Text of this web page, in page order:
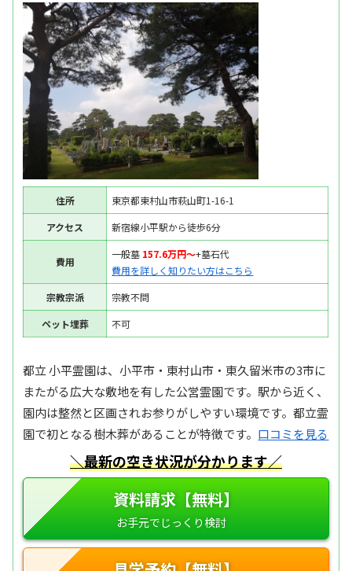
住所
東京都東村山市萩山町1-16-1
アクセス
新宿線小平駅から徒歩6分
費用
一般墓 157.6万円〜+墓石代
費用を詳しく知りたい方はこちら
宗教宗派
宗教不問
ペット埋葬
不可
都立 小平霊園は、小平市・東村山市・東久留米市の3市に
またがる広大な敷地を有した公営霊園です。駅から近く、
園内は整然と区画されお参りがしやすい環境です。都立霊
園で初となる樹木葬があることが特徴です。 口コミを見る
＼最新の空き状況が分かります／
資料請求【無料】